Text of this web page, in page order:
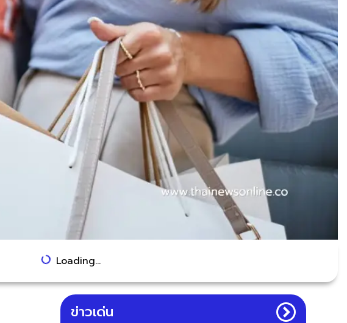
Loading...
ข่าวเด่น